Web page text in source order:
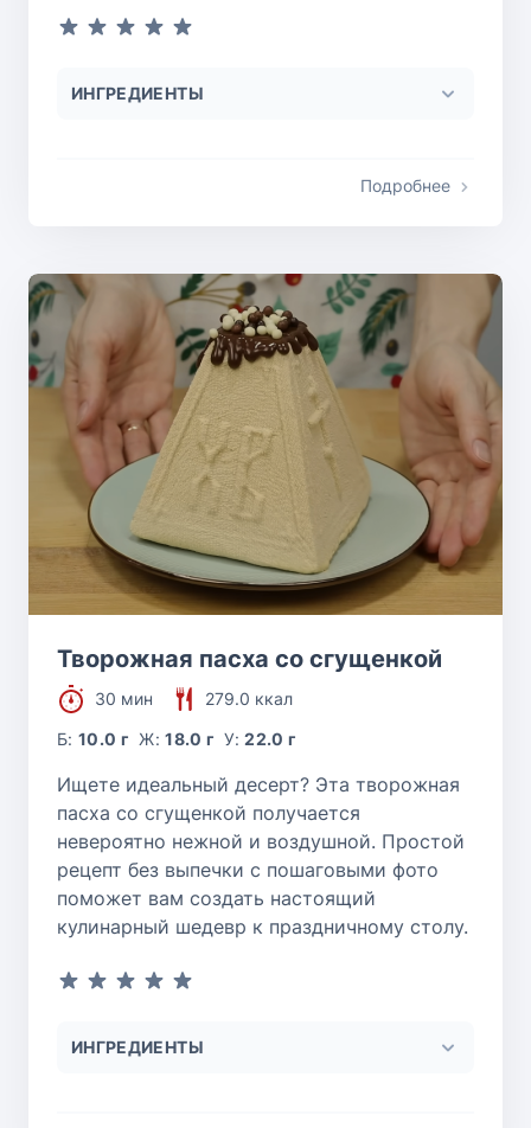
ИНГРЕДИЕНТЫ
Подробнее
Творожная пасха со сгущенкой
30 мин
279.0 ккал
Б:10.0 г Ж:18.0 г У:22.0 г
Ищете идеальный десерт? Эта творожная
пасха со сгущенкой получается
невероятно нежной и воздушной. Простой
рецепт без выпечки с пошаговыми фото
поможет вам создать настоящий
кулинарный шедевр к праздничному столу.
ИНГРЕДИЕНТЫ